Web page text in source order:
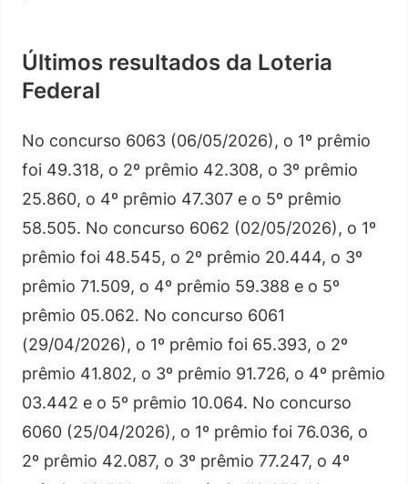
Últimos resultados da Loteria
Federal
No concurso 6063 (06/05/2026), o 1º prêmio
foi 49.318, o 2º prêmio 42.308, o 3º prêmio
25.860, o 4º prêmio 47.307 e o 5º prêmio
58.505. No concurso 6062 (02/05/2026), o 1º
prêmio foi 48.545, o 2º prêmio 20.444, o 3º
prêmio 71.509, o 4º prêmio 59.388 e o 5º
prêmio 05.062. No concurso 6061
(29/04/2026), o 1º prêmio foi 65.393, o 2º
prêmio 41.802, o 3º prêmio 91.726, o 4º prêmio
03.442 e o 5º prêmio 10.064. No concurso
6060 (25/04/2026), o 1º prêmio foi 76.036, o
2º prêmio 42.087, o 3º prêmio 77.247, o 4º